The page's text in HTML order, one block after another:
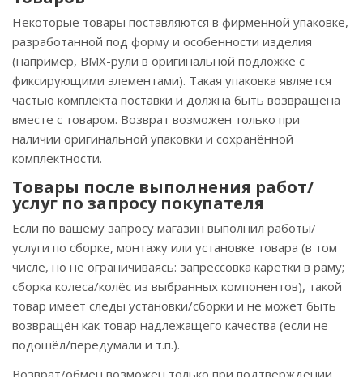
Некоторые товары поставляются в фирменной упаковке,
разработанной под форму и особенности изделия
(например, BMX-рули в оригинальной подложке с
фиксирующими элементами). Такая упаковка является
частью комплекта поставки и должна быть возвращена
вместе с товаром. Возврат возможен только при
наличии оригинальной упаковки и сохранённой
комплектности.
Товары после выполнения работ/
услуг по запросу покупателя
Если по вашему запросу магазин выполнил работы/
услуги по сборке, монтажу или установке товара (в том
числе, но не ограничиваясь: запрессовка каретки в раму;
сборка колеса/колёс из выбранных компонентов), такой
товар имеет следы установки/сборки и не может быть
возвращён как товар надлежащего качества (если не
подошёл/передумали и т.п.).
Возврат/обмен возможен только при подтверждении